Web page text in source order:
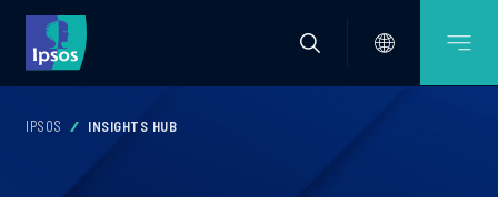
IPSOS INSIGHTS HUB